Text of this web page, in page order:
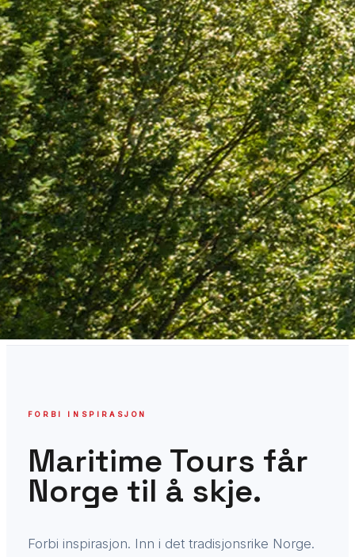
FORBI INSPIRASJON
Maritime Tours får
Norge til å skje.
Forbi inspirasjon. Inn i det tradisjonsrike Norge.